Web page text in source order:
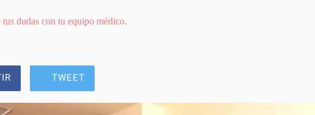
dudas con tu equipo médico.
TWEET